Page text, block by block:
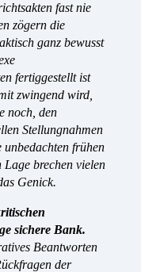
fast nie
zögern die
ganz bewusst
fertiggestellt ist
zwingend wird,
noch, den
Stellungnahmen
unbedachten frühen
Lage brechen vielen
Genick.
sichere Bank.
Beantworten
der